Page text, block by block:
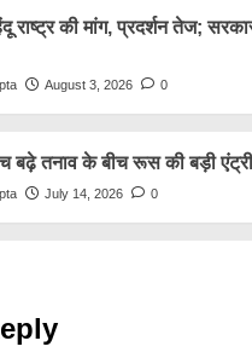
राष्ट्र की मांग, प्रदर्शन तेज;
August 3, 2026
0
बढ़े तनाव के बीच रूस की बड़ी एंट्री
July 14, 2026 0